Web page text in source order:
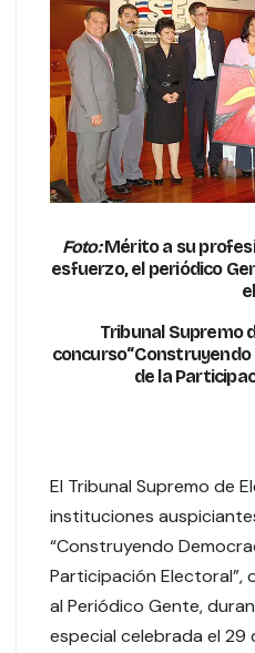
Foto:Mérito a su
esfuerzo, el periódico
el
Tribunal Supremo
de la
El Tribunal Supremo de
instituciones
“Construyendo
Participación
al Periódico Gente,
especial celebrada el 29